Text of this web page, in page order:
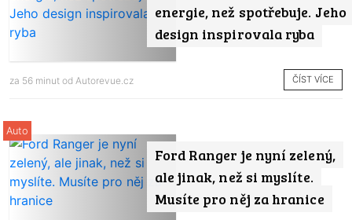
energie, než spotřebuje. Jeho
design inspirovala ryba
za 56 minut od Autorevue.cz ČÍST VÍCE
Ford Ranger je nyní zelený,
ale jinak, než si myslíte.
Musíte pro něj za hranice
Auto